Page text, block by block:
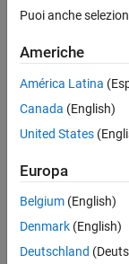
circa 4
Attivo
Followers:
Follow
Puoi anche
Americhe
América Latina
Canada (English)
United States
Europa
Belgium (English)
Denmark (English)
Deutschland